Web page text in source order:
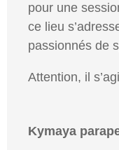
pour une
ce lieu
passionnés de
Attention, il
Kymaya